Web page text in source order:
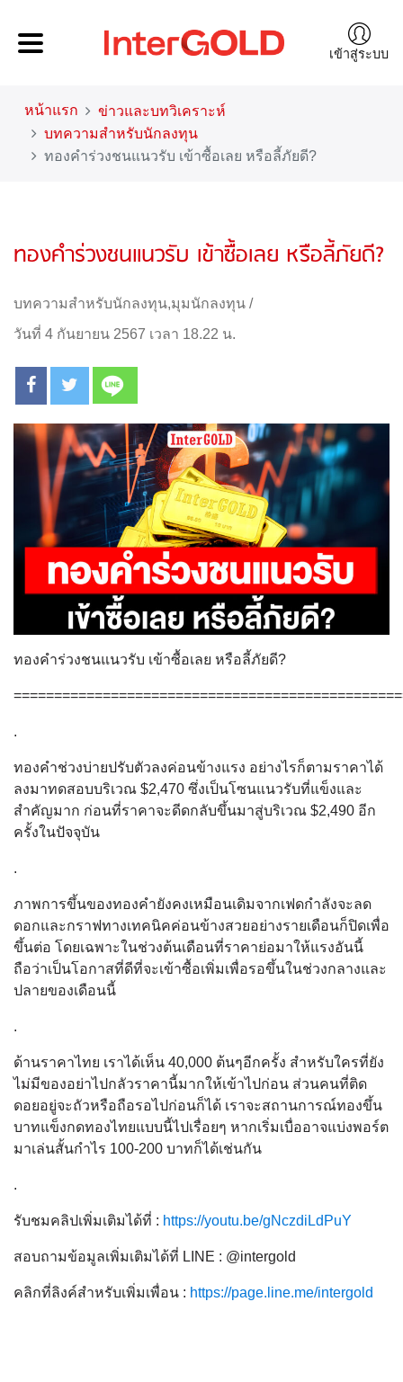
เข้าสู่ระบบ
หน้าแรก
ข่าวและบทวิเคราะห์
บทความสำหรับนักลงทุน
ทองคำร่วงชนแนวรับ เข้าซื้อเลย หรือลี้ภัยดี?
ทองคำร่วงชนแนวรับ เข้าซื้อเลย หรือลี้ภัยดี?
บทความสำหรับนักลงทุน,มุมนักลงทุน /
วันที่ 4 กันยายน 2567 เวลา 18.22 น.
ทองคำร่วงชนแนวรับ เข้าซื้อเลย หรือลี้ภัยดี?
.
ทองคำช่วงบ่ายปรับตัวลงค่อนข้างแรง อย่างไรก็ตามราคาได้
ลงมาทดสอบบริเวณ $2,470 ซึ่งเป็นโซนแนวรับที่แข็งและ
สำคัญมาก ก่อนที่ราคาจะดีดกลับขึ้นมาสู่บริเวณ $2,490 อีก
ครั้งในปัจจุบัน
.
ภาพการขึ้นของทองคำยังคงเหมือนเดิมจากเฟดกำลังจะลด
ดอกและกราฟทางเทคนิคค่อนข้างสวยอย่างรายเดือนก็ปิดเพื่อ
ขึ้นต่อ โดยเฉพาะในช่วงต้นเดือนที่ราคาย่อมาให้แรงอันนี้
ถือว่าเป็นโอกาสที่ดีที่จะเข้าซื้อเพิ่มเพื่อรอขึ้นในช่วงกลางและ
ปลายของเดือนนี้
.
ด้านราคาไทย เราได้เห็น 40,000 ต้นๆอีกครั้ง สำหรับใครที่ยัง
ไม่มีของอย่าไปกลัวราคานี้มากให้เข้าไปก่อน ส่วนคนที่ติด
ดอยอยู่จะถัวหรือถือรอไปก่อนก็ได้ เราจะสถานการณ์ทองขึ้น
บาทแข็งกดทองไทยแบบนี้ไปเรื่อยๆ หากเริ่มเบื่ออาจแบ่งพอร์ต
มาเล่นสั้นกำไร 100-200 บาทก็ได้เช่นกัน
.
รับชมคลิปเพิ่มเติมได้ที่ : https://youtu.be/gNczdiLdPuY
สอบถามข้อมูลเพิ่มเติมได้ที่ LINE : @intergold
คลิกที่ลิงค์สำหรับเพิ่มเพื่อน : https://page.line.me/intergold